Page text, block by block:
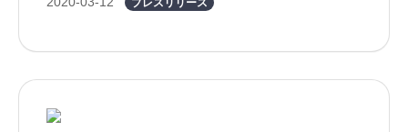
プレスリリース